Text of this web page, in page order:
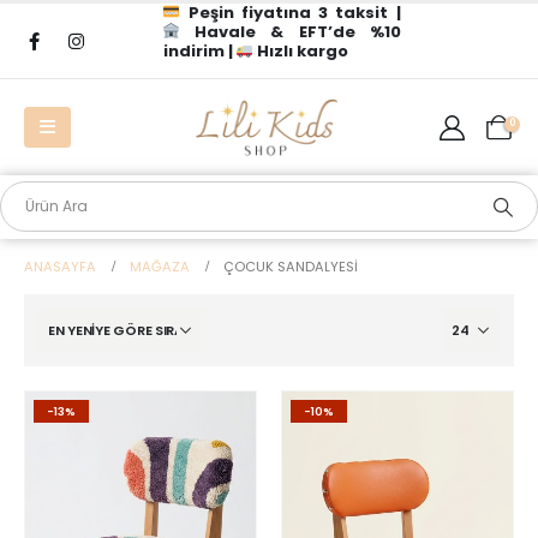
Peşin fiyatına 3 taksit |
Havale & EFT’de %10
indirim |
Hızlı kargo
0
ANASAYFA MAĞAZA ÇOCUK SANDALYESI
-13% -10%